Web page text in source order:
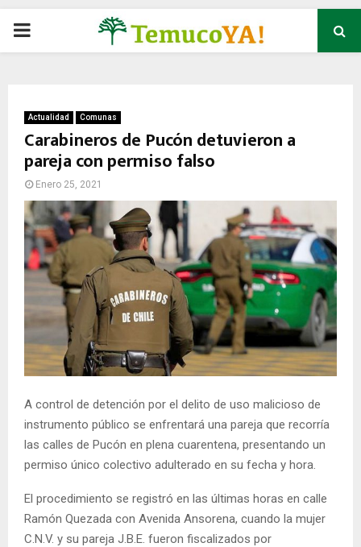
P
M
A
M
E
N
U
Actualidad Comunas
Carabineros de Pucón detuvieron a
pareja con permiso falso
Enero 25, 2021
A control de detención por el delito de uso malicioso de
instrumento público se enfrentará una pareja que recorría
las calles de Pucón en plena cuarentena, presentando un
permiso único colectivo adulterado en su fecha y hora.
El procedimiento se registró en las últimas horas en calle
Ramón Quezada con Avenida Ansorena, cuando la mujer
C.N.V. y su pareja J.B.E. fueron fiscalizados por